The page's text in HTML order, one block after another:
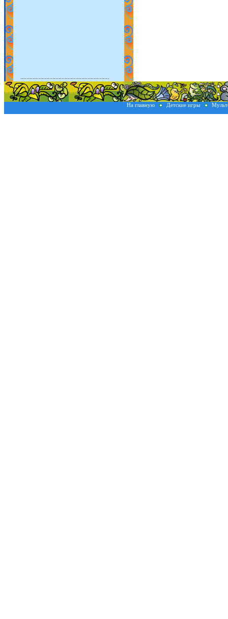
На главную Детские игры